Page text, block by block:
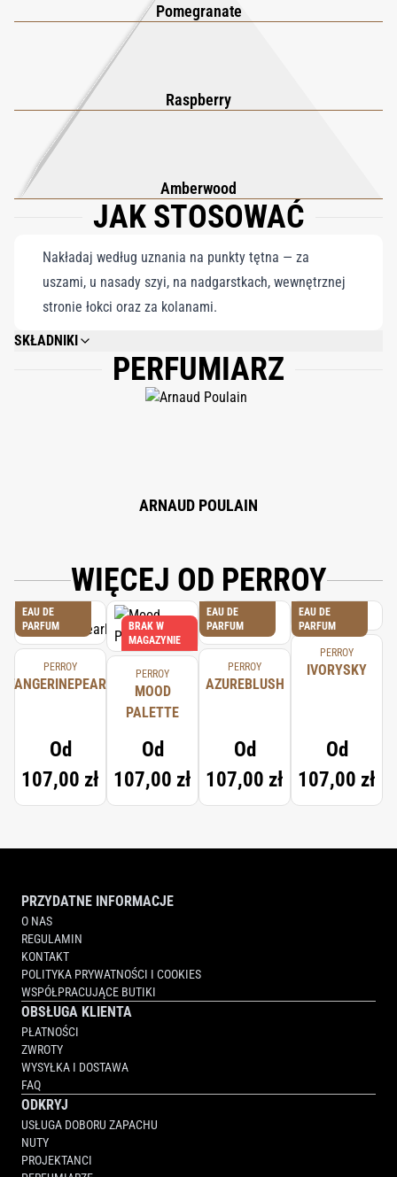
Pomegranate
Raspberry
Amberwood
JAK STOSOWAĆ
Nakładaj według uznania na punkty tętna — za
uszami, u nasady szyi, na nadgarstkach, wewnętrznej
stronie łokci oraz za kolanami.
SKŁADNIKI
ALCOHOL DENAT., PARFUM (FRAGRANCE), AQUA (WATER), BENZYL
BENZOATE, EUGENOL, GERANIOL, LIMONENE, LINALOOL.
PERFUMIARZ
ARNAUD POULAIN
WIĘCEJ OD PERROY
EAU DE
PARFUM
PERROY
TANGERINEPEARL
Od
107,00 zł
BRAK W
MAGAZYNIE
PERROY
MOOD
PALETTE
Od
107,00 zł
EAU DE
PARFUM
PERROY
AZUREBLUSH
Od
107,00 zł
EAU DE
PARFUM
PERROY
IVORYSKY
Od
107,00 zł
PRZYDATNE INFORMACJE
O NAS
REGULAMIN
KONTAKT
POLITYKA PRYWATNOŚCI I COOKIES
WSPÓŁPRACUJĄCE BUTIKI
OBSŁUGA KLIENTA
PŁATNOŚCI
ZWROTY
WYSYŁKA I DOSTAWA
FAQ
ODKRYJ
USŁUGA DOBORU ZAPACHU
NUTY
PROJEKTANCI